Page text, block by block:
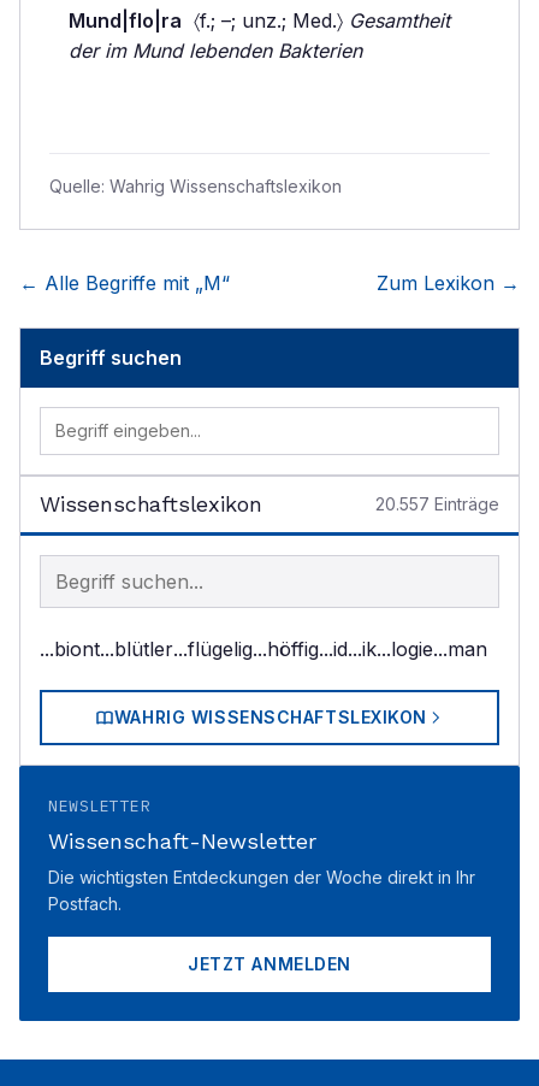
Mund|flo|ra 〈f.; –; unz.; Med.〉 Gesamtheit
der im Mund lebenden Bakterien
Quelle: Wahrig Wissenschaftslexikon
← Alle Begriffe mit „M“ Zum Lexikon →
Begriff suchen
Wissenschaftslexikon 20.557 Einträge
Begriff im Lexikon suchen
...biont...blütler...flügelig...höffig...id...ik...logie...man
WAHRIG WISSENSCHAFTSLEXIKON
NEWSLETTER
Wissenschaft-Newsletter
Die wichtigsten Entdeckungen der Woche direkt in Ihr
Postfach.
JETZT ANMELDEN